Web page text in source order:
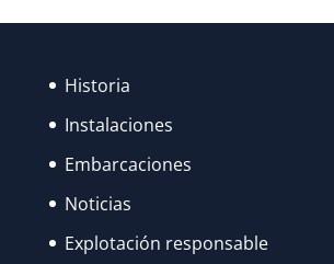
Historia
Instalaciones
Embarcaciones
Noticias
Explotación responsable